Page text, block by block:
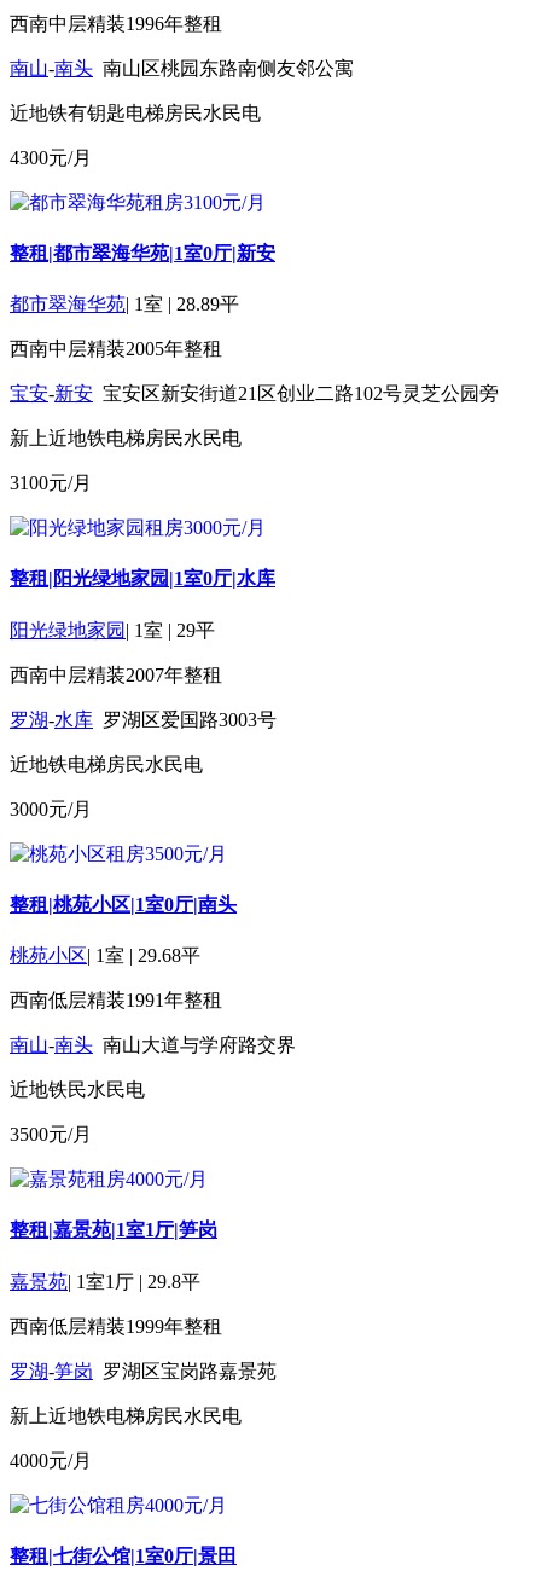
西南中层精装1996年整租
南山-南头 南山区桃园东路南侧友邻公寓
近地铁有钥匙电梯房民水民电
4300元/月
整租|都市翠海华苑|1室0厅|新安
都市翠海华苑| 1室 | 28.89平
西南中层精装2005年整租
宝安-新安 宝安区新安街道21区创业二路102号灵芝公园旁
新上近地铁电梯房民水民电
3100元/月
整租|阳光绿地家园|1室0厅|水库
阳光绿地家园 | 1室 | 29平
西南中层精装2007年整租
罗湖-水库 罗湖区爱国路3003号
近地铁电梯房民水民电
3000元/月
整租|桃苑小区|1室0厅|南头
桃苑小区| 1室 | 29.68平
西南低层精装1991年整租
南山-南头 南山大道与学府路交界
近地铁民水民电
3500元/月
整租|嘉景苑|1室1厅|笋岗
嘉景苑| 1室1厅 | 29.8平
西南低层精装1999年整租
罗湖-笋岗 罗湖区宝岗路嘉景苑
新上近地铁电梯房民水民电
4000元/月
整租|七街公馆|1室0厅|景田